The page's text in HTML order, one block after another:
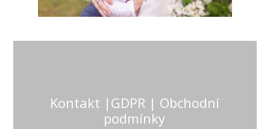
Kontakt |GDPR | Obchodní
podmínky